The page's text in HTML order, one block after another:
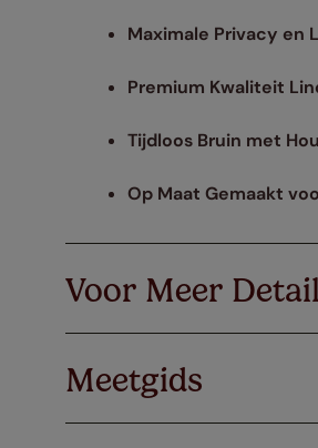
Maximale Privacy en
Premium Kwaliteit
Tijdloos Bruin met
Op Maat Gemaakt
Voor Meer
Meetgids